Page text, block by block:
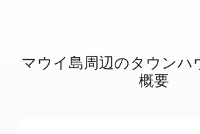
マウイ島周辺のタ⁠ウ⁠ン⁠ハ⁠
概⁠要